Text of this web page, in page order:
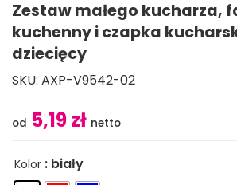
Zestaw małego kucharza,
kuchenny i czapka
dziecięcy
SKU: AXP-V9542-02
5,19 zł
Kolor : biały